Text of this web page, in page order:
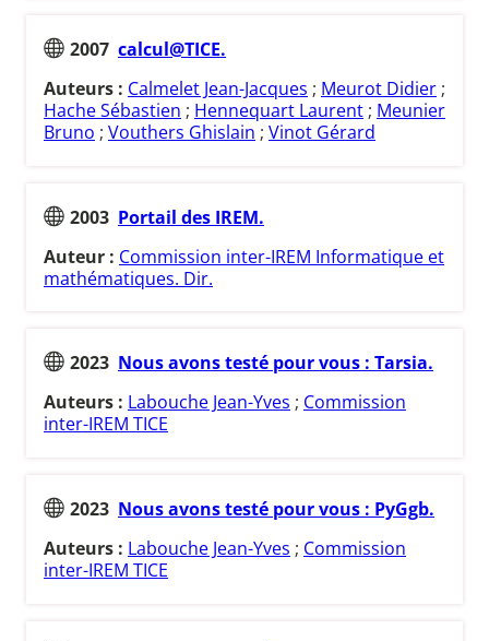
2007 calcul@TICE.
Auteurs : Calmelet Jean-Jacques ; Meurot Didier ;
Hache Sébastien ; Hennequart Laurent ; Meunier
Bruno ; Vouthers Ghislain ; Vinot Gérard
2003 Portail des IREM.
Auteur : Commission inter-IREM Informatique et
mathématiques. Dir.
2023 Nous avons testé pour vous : Tarsia.
Auteurs : Labouche Jean-Yves ; Commission
inter-IREM TICE
2023 Nous avons testé pour vous : PyGgb.
Auteurs : Labouche Jean-Yves ; Commission
inter-IREM TICE